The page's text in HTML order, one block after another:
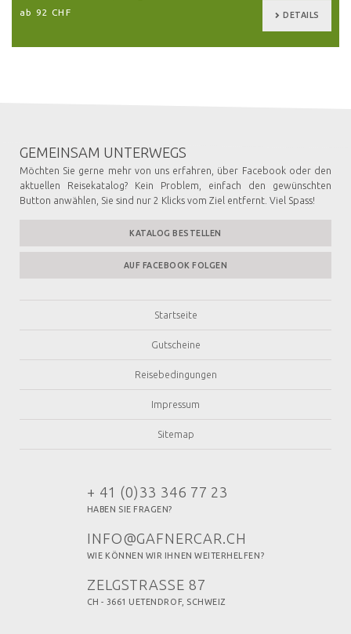
ab 92 CHF DETAILS
GEMEINSAM UNTERWEGS
Möchten Sie gerne mehr von uns erfahren, über Facebook oder den
aktuellen Reisekatalog? Kein Problem, einfach den gewünschten
Button anwählen, Sie sind nur 2 Klicks vom Ziel entfernt. Viel Spass!
KATALOG BESTELLEN
AUF FACEBOOK FOLGEN
Startseite
Gutscheine
Reisebedingungen
Impressum
Sitemap
+ 41 (0)33 346 77 23
HABEN SIE FRAGEN?
INFO@GAFNERCAR.CH
WIE KÖNNEN WIR IHNEN WEITERHELFEN?
ZELGSTRASSE 87
CH - 3661 UETENDROF, SCHWEIZ